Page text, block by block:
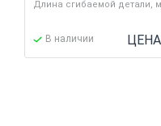
Длина сгибаемой детали,
В наличии